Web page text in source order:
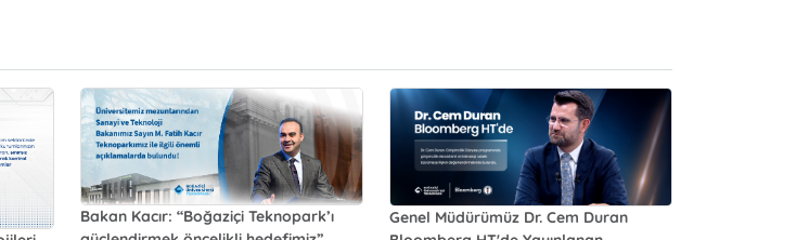
Bakan Kacır: “Boğaziçi Teknopark’ı
Genel Müdürümüz Dr. Cem Duran